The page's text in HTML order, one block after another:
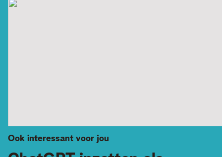
Ook interessant voor jou